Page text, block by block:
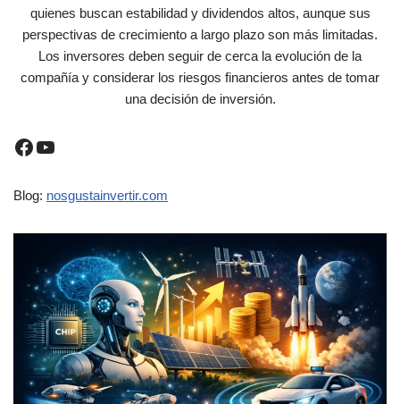
quienes buscan estabilidad y dividendos altos, aunque sus
perspectivas de crecimiento a largo plazo son más limitadas.
Los inversores deben seguir de cerca la evolución de la
compañía y considerar los riesgos financieros antes de tomar
una decisión de inversión.
Blog: nosgustainvertir.com